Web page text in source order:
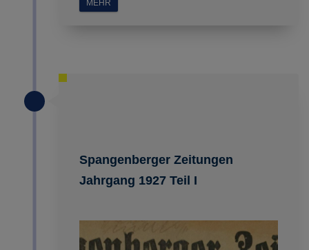
MEHR
Spangenberger Zeitungen
Jahrgang 1927 Teil I